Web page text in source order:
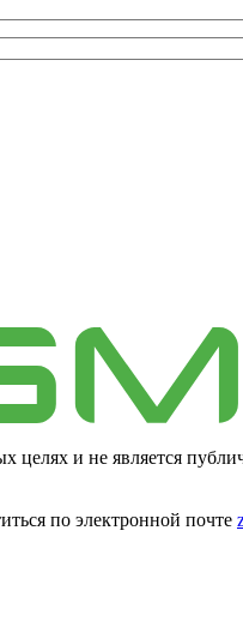
целях и не является
по электронной почте